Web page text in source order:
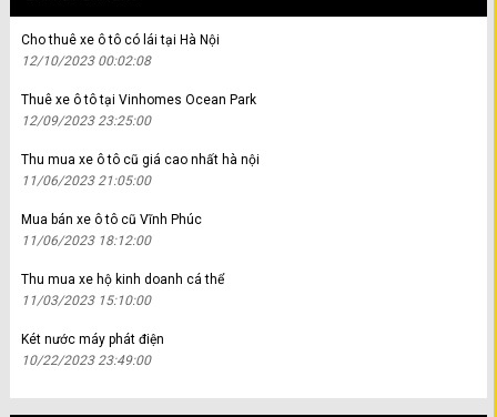
Cho thuê xe ô tô có lái tại Hà Nội
12/10/2023 00:02:08
Thuê xe ô tô tại Vinhomes Ocean Park
12/09/2023 23:25:00
Thu mua xe ô tô cũ giá cao nhất hà nội
11/06/2023 21:05:00
Mua bán xe ô tô cũ Vĩnh Phúc
11/06/2023 18:12:00
Thu mua xe hộ kinh doanh cá thể
11/03/2023 15:10:00
Két nước máy phát điện
10/22/2023 23:49:00